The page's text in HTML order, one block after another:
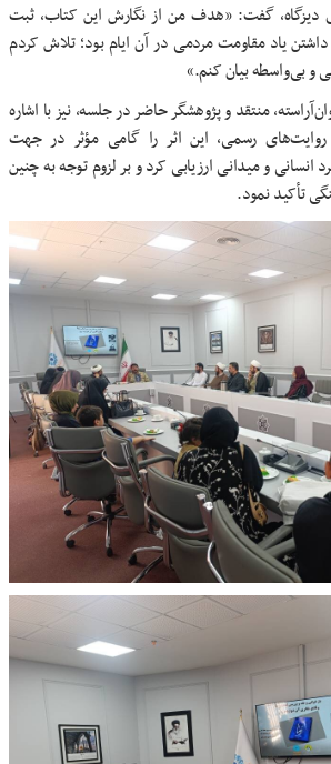
دیزگاه، گفت: «هدف من از نگارش این کتاب، ثبت
یاد مقاومت مردمی در آن ایام بود؛ تلاش کردم
و بی‌واسطه بیان کنم.»
منتقد و پژوهشگر حاضر در جلسه، نیز با اشاره
رسمی، این اثر را گامی مؤثر در جهت
انسانی و میدانی ارزیابی کرد و بر لزوم توجه به چنین
تأکید نمود.